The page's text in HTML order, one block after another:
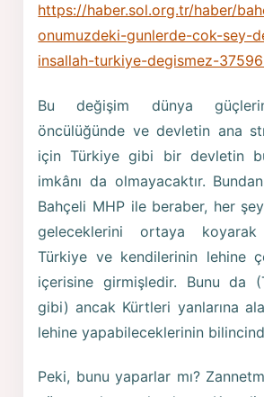
https://haber.sol.org.tr/haber/
onumuzdeki-gunlerde-cok-sey-
insallah-turkiye-degismez-
Bu değişim dünya
öncülüğünde ve devletin ana
için Türkiye gibi bir devletin
imkânı da olmayacaktır.
Bahçeli MHP ile beraber, her
geleceklerini ortaya
Türkiye ve kendilerinin lehine
içerisine girmişledir. Bunu da
gibi) ancak Kürtleri yanlarına
lehine yapabileceklerinin
Peki, bunu yaparlar mı?